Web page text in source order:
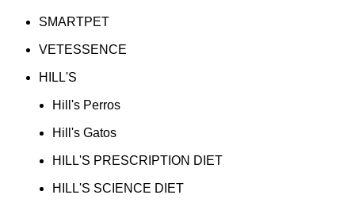
SMARTPET
VETESSENCE
HILL'S
Hill's Perros
Hill's Gatos
HILL'S PRESCRIPTION DIET
HILL'S SCIENCE DIET